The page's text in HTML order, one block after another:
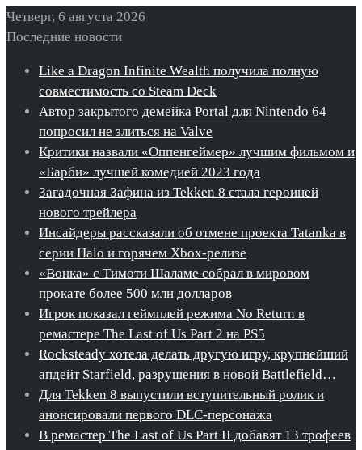
Четверг, 6 августа 2026
Последние новости
Like a Dragon Infinite Wealth получила полную
совместимость со Steam Deck
Автор закрытого демейка Portal для Nintendo 64
попросил не злиться на Valve
Критики назвали «Оппенгеймер» лучшим фильмом и
«Барби» лучшей комедией 2023 года
Загадочная Зафина из Tekken 8 стала героиней
нового трейлера
Инсайдеры рассказали об отмене проекта Tatanka в
серии Halo и горячем Xbox-релизе
«Вонка» с Тимоти Шаламе собрал в мировом
прокате более 500 млн долларов
Игрок показал геймплей режима No Return в
ремастере The Last of Us Part 2 на PS5
Rocksteady хотела делать другую игру, крупнейший
апдейт Starfield, разрушения в новой Battlefield…
Для Tekken 8 выпустили вступительный ролик и
анонсировали первого DLC-персонажа
В ремастер The Last of Us Part II добавят 13 трофеев